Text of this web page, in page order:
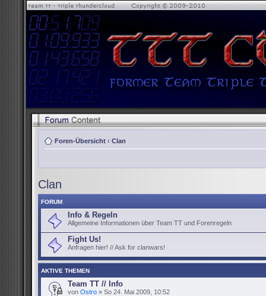
Foren-Übersicht ‹ Clan
Clan
FORUM
Info & Regeln
Allgemeine Informationen über Team TT und Forenregeln
Fight Us!
Anfragen hier! // Ask for clanwars!
AKTIVE THEMEN
Team TT // Info
von Ostro » So 24. Mai 2009, 10:52